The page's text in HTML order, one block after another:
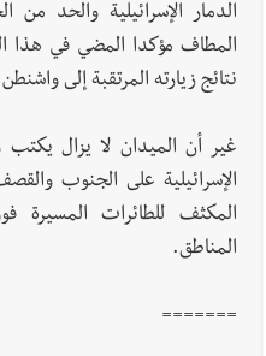
الدمار الإسرائيلية والحد من
المطاف مؤكدا المضي في هذا
نتائج زيارته المرتقبة إلى
غير أن الميدان لا يزال يكتب
الإسرائيلية على الجنوب
المكثف للطائرات
المناطق.
=======